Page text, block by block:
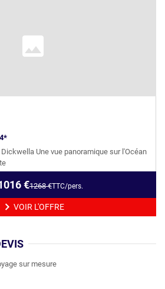
Une vue panoramique sur l'Océan
€1268€TTC/pers.
VOIR L'OFFRE
sur mesure